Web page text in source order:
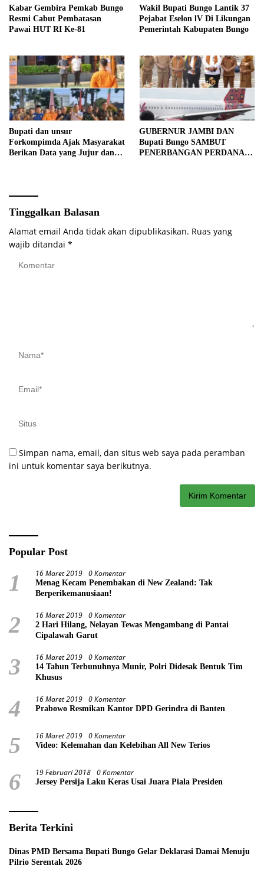
Kabar Gembira Pemkab Bungo
Resmi Cabut Pembatasan
Pawai HUT RI Ke-81
Wakil Bupati Bungo Lantik 37
Pejabat Eselon lV Di Likungan
Pemerintah Kabupaten Bungo
Bupati dan unsur
Forkompimda Ajak Masyarakat
Berikan Data yang Jujur dan
GUBERNUR JAMBI DAN
Bupati Bungo SAMBUT
PENERBANGAN PERDANA
Tinggalkan Balasan
Alamat email Anda tidak akan dipublikasikan. Ruas yang
wajib ditandai *
Simpan nama, email, dan situs web saya pada peramban
ini untuk komentar saya berikutnya.
Popular Post
1 16 Maret 2019 0 Komentar
Menag Kecam Penembakan di New Zealand: Tak
Berperikemanusiaan!
2 16 Maret 2019 0 Komentar
2 Hari Hilang, Nelayan Tewas Mengambang di Pantai
Cipalawah Garut
3 16 Maret 2019 0 Komentar
14 Tahun Terbunuhnya Munir, Polri Didesak Bentuk Tim
Khusus
4 16 Maret 2019 0 Komentar
Prabowo Resmikan Kantor DPD Gerindra di Banten
5 16 Maret 2019 0 Komentar
Video: Kelemahan dan Kelebihan All New Terios
6 19 Februari 2018 0 Komentar
Jersey Persija Laku Keras Usai Juara Piala Presiden
Berita Terkini
Dinas PMD Bersama Bupati Bungo Gelar Deklarasi Damai Menuju
Pilrio Serentak 2026